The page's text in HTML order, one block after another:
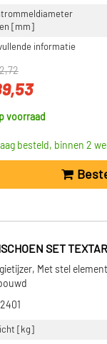
[mm]
informatie
voorraad
besteld, binnen 2
SET
Met stel
[kg]